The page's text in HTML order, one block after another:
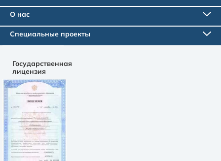
Государственная
лицензия
О нас
Специальные проекты